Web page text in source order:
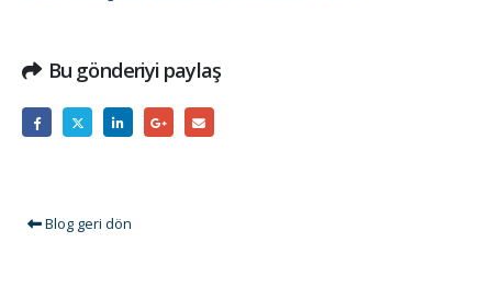
Bu gönderiyi paylaş
Blog geri dön